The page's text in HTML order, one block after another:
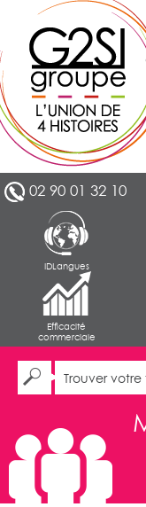
02 90 01 32 10
IDLangues
Efficacité
commerciale